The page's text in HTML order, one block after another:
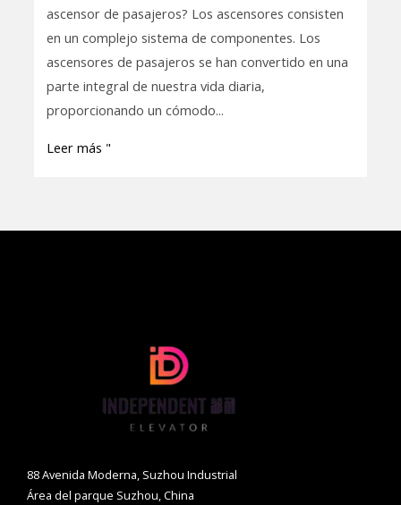
ascensor de pasajeros? Los ascensores consisten
en un complejo sistema de componentes. Los
ascensores de pasajeros se han convertido en una
parte integral de nuestra vida diaria,
proporcionando un cómodo...
puerta
de
Leer más "
88 Avenida Moderna, Suzhou Industrial
Área del parque Suzhou, China